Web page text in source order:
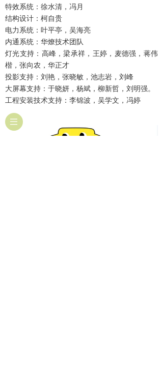
特效系统：徐水清，冯月
结构设计：柯自贵
电力系统：叶平亭，吴海亮
内通系统：华燎技术团队
灯光支持：高峰，梁承祥，王婷，麦德强，蒋伟
楷，张向农，华正才
投影支持：刘艳，张晓敏，池志岩，刘峰
大屏幕支持：于晓妍，杨斌，柳新哲，刘明强。
工程安装技术支持：李锦波，吴学文，冯婷